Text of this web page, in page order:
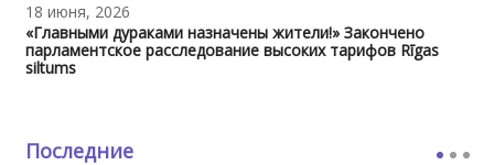
18 июня, 2026
«Главными дураками назначены жители!» Закончено
парламентское расследование высоких тарифов Rīgas
siltums
Последние